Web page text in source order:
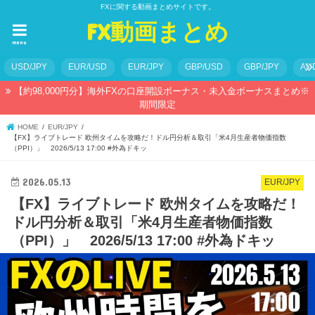
FXに関する動画まとめサイトです。
FX動画まとめ
menu
USD/JPY EUR/USD EUR/JPY GBP/USD GBP/JPY
【約98,000円分】海外FXの口座開設ボーナス・未入金ボーナスまとめ※
期間限定
HOME
EUR/JPY
【FX】ライブトレード 欧州タイムを攻略だ！ドル円分析＆取引「米4月生産者物価指数
（PPI）」 2026/5/13 17:00 #外為ドキッ
EUR/JPY
2026.05.13
【FX】ライブトレード 欧州タイムを攻略だ！
ドル円分析＆取引「米4月生産者物価指数
（PPI）」 2026/5/13 17:00 #外為ドキッ